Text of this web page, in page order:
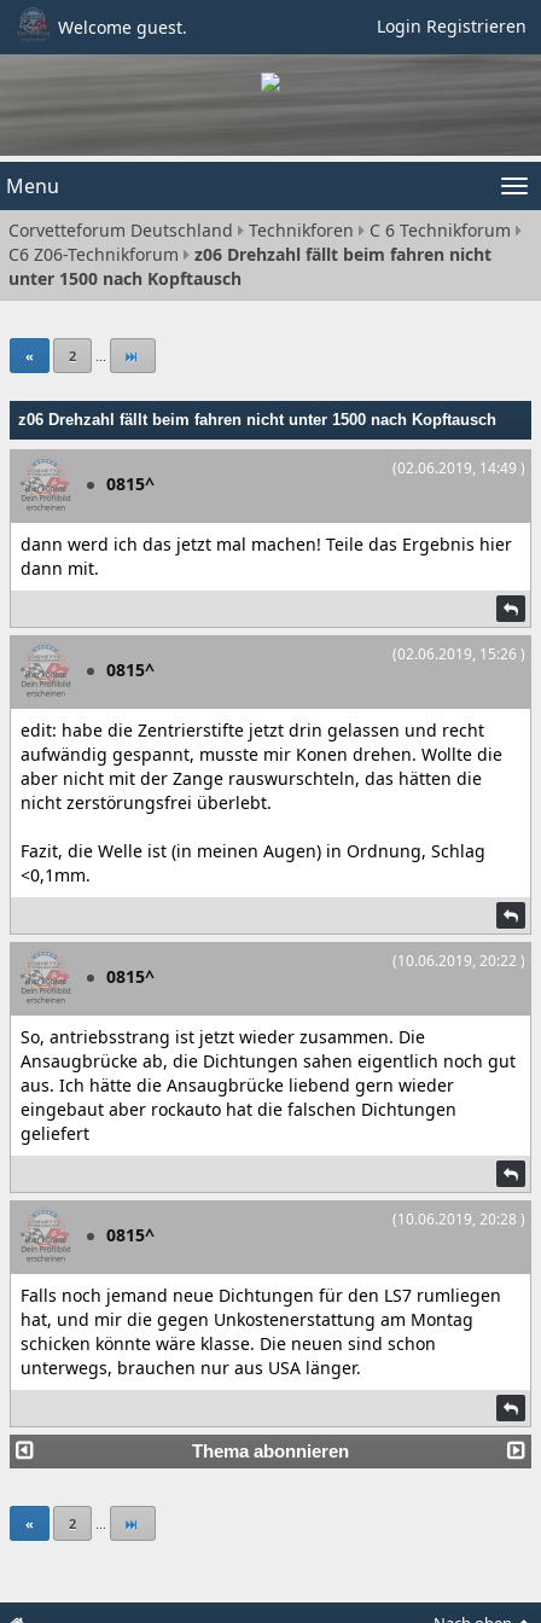
Welcome guest. Login Registrieren
Menu
Corvetteforum Deutschland Technikforen
C 6 Technikforum
C6 Z06-Technikforum
z06 Drehzahl fällt beim fahren nicht
unter 1500 nach Kopftausch
« 2 ...
z06 Drehzahl fällt beim fahren nicht unter 1500 nach Kopftausch
(02.06.2019, 14:49 )
0815^
dann werd ich das jetzt mal machen! Teile das Ergebnis hier
dann mit.
(02.06.2019, 15:26 )
0815^
edit: habe die Zentrierstifte jetzt drin gelassen und recht
aufwändig gespannt, musste mir Konen drehen. Wollte die
aber nicht mit der Zange rauswurschteln, das hätten die
nicht zerstörungsfrei überlebt.
Fazit, die Welle ist (in meinen Augen) in Ordnung, Schlag
<0,1mm.
(10.06.2019, 20:22 )
0815^
So, antriebsstrang ist jetzt wieder zusammen. Die
Ansaugbrücke ab, die Dichtungen sahen eigentlich noch gut
aus. Ich hätte die Ansaugbrücke liebend gern wieder
eingebaut aber rockauto hat die falschen Dichtungen
geliefert
(10.06.2019, 20:28 )
0815^
Falls noch jemand neue Dichtungen für den LS7 rumliegen
hat, und mir die gegen Unkostenerstattung am Montag
schicken könnte wäre klasse. Die neuen sind schon
unterwegs, brauchen nur aus USA länger.
Thema abonnieren
« 2 ...